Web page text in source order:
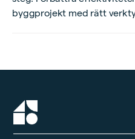
byggprojekt med rätt